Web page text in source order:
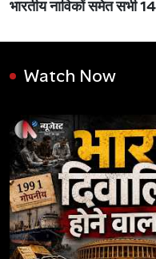
भारतीय नाविकों समेत सभी
Watch Now